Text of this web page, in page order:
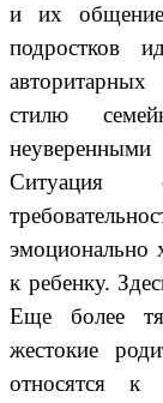
и их общение
подростков
стилю
Ситуация
к ребенку.
Еще более
жестокие
относятся